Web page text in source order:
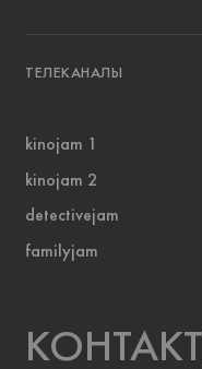
ТЕЛЕКАНАЛЫ
kinojam 1
kinojam 2
detectivejam
familyjam